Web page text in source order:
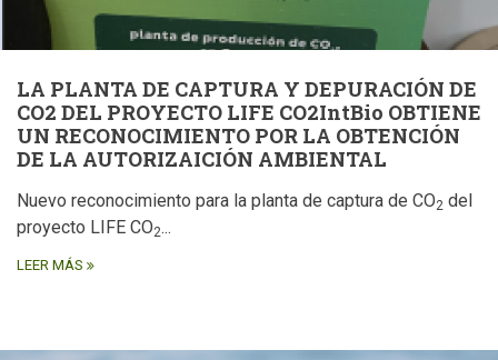
LA PLANTA DE CAPTURA Y DEPURACIÓN DE
CO2 DEL PROYECTO LIFE CO2IntBio OBTIENE
UN RECONOCIMIENTO POR LA OBTENCIÓN
DE LA AUTORIZAICIÓN AMBIENTAL
Nuevo reconocimiento para la planta de captura de CO2 del
proyecto LIFE CO2...
LEER MÁS